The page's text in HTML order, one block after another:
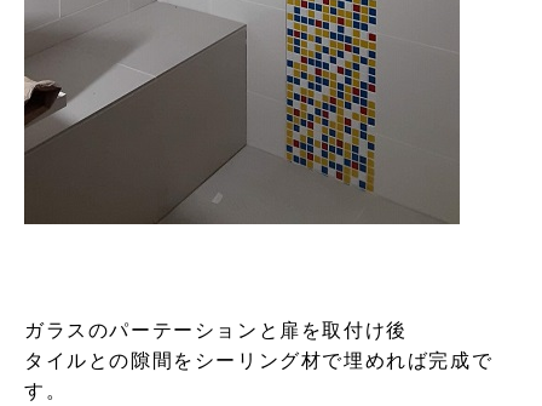
ガラスのパーテーションと扉を取付け後
タイルとの隙間をシーリング材で埋めれば完成で
す。